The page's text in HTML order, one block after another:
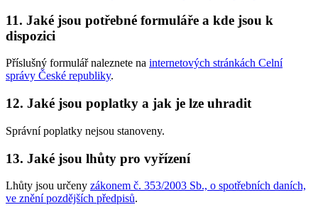
11. Jaké jsou potřebné formuláře a kde jsou k
dispozici
Příslušný formulář naleznete na internetových stránkách Celní
správy České republiky.
12. Jaké jsou poplatky a jak je lze uhradit
Správní poplatky nejsou stanoveny.
13. Jaké jsou lhůty pro vyřízení
Lhůty jsou určeny zákonem č. 353/2003 Sb., o spotřebních daních,
ve znění pozdějších předpisů.